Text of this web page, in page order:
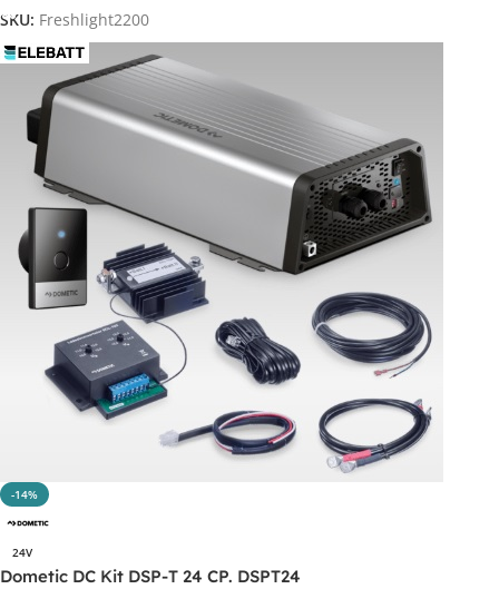
SKU: Freshlight2200
-14%
24V
Dometic DC Kit DSP-T 24 CP. DSPT24